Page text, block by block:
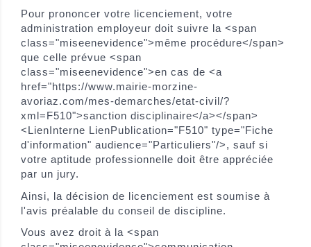
Pour prononcer votre licenciement, votre
administration employeur doit suivre la <span
class="miseenevidence">même procédure</span>
que celle prévue <span
class="miseenevidence">en cas de <a
href="https://www.mairie-morzine-
avoriaz.com/mes-demarches/etat-civil/?
xml=F510">sanction disciplinaire</a></span>
<LienInterne LienPublication="F510" type="Fiche
d'information" audience="Particuliers"/>, sauf si
votre aptitude professionnelle doit être appréciée
par un jury.
Ainsi, la décision de licenciement est soumise à
l'avis préalable du conseil de discipline.
Vous avez droit à la <span